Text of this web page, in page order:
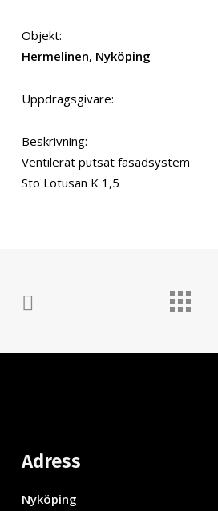
Objekt:
Hermelinen, Nyköping
Uppdragsgivare:
Beskrivning:
Ventilerat putsat fasadsystem
Sto Lotusan K 1,5
Adress
Nyköping